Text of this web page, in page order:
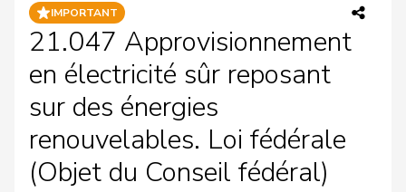
IMPORTANT
21.047 Approvisionnement
en électricité sûr reposant
sur des énergies
renouvelables. Loi fédérale
(Objet du Conseil fédéral)